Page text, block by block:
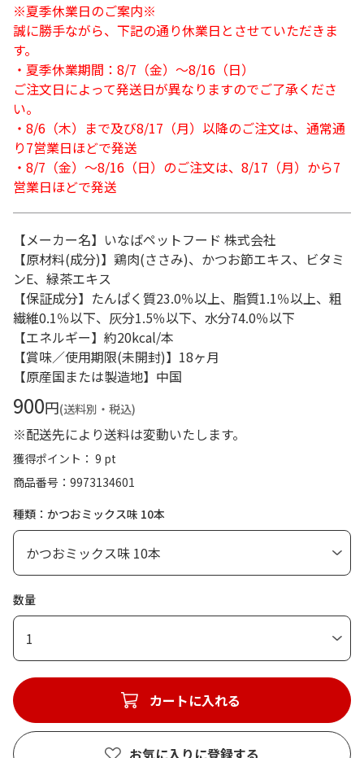
※夏季休業日のご案内※
誠に勝手ながら、下記の通り休業日とさせていただきま
す。
・夏季休業期間：8/7（金）～8/16（日）
ご注文日によって発送日が異なりますのでご了承くださ
い。
・8/6（木）まで及び8/17（月）以降のご注文は、通常通
り7営業日ほどで発送
・8/7（金）～8/16（日）のご注文は、8/17（月）から7
営業日ほどで発送
【メーカー名】いなばペットフード 株式会社
【原材料(成分)】鶏肉(ささみ)、かつお節エキス、ビタミ
ンE、緑茶エキス
【保証成分】たんぱく質23.0％以上、脂質1.1％以上、粗
繊維0.1％以下、灰分1.5％以下、水分74.0％以下
【エネルギー】約20kcal/本
【賞味／使用期限(未開封)】18ヶ月
【原産国または製造地】中国
900円(送料別・税込)
※配送先により送料は変動いたします。
獲得ポイント： 9 pt
商品番号
9973134601
種類：かつおミックス味 10本
数量
1
カートに入れる
お気に入りに登録する